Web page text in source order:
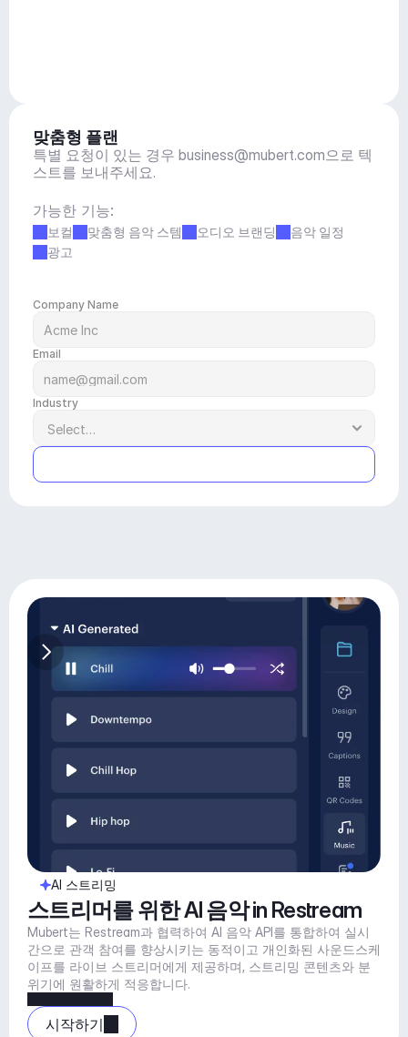
맞춤형 플랜
특별 요청이 있는 경우 business@mubert.com으로 텍
스트를 보내주세요.
가능한 기능:
보컬 맞춤형 음악 스템 오디오 브랜딩
음악 일정
광고
Company Name
Email
Industry
AI 스트리밍
스트리머를 위한 AI 음악 in Restream
Mubert는 Restream과 협력하여 AI 음악 API를 통합하여 실시
간으로 관객 참여를 향상시키는 동적이고 개인화된 사운드스케
이프를 라이브 스트리머에게 제공하며, 스트리밍 콘텐츠와 분
위기에 원활하게 적응합니다.
시작하기